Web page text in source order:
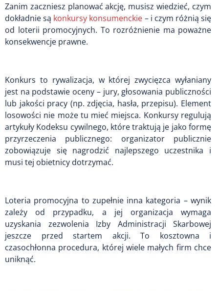
Zanim zaczniesz planować akcję, musisz wiedzieć, czym
dokładnie są konkursy konsumenckie – i czym różnią się
od loterii promocyjnych. To rozróżnienie ma poważne
konsekwencje prawne.
Konkurs to rywalizacja, w której zwycięzca wyłaniany
jest na podstawie oceny – jury, głosowania publiczności
lub jakości pracy (np. zdjęcia, hasła, przepisu). Element
losowości nie może tu mieć miejsca. Konkursy regulują
artykuły Kodeksu cywilnego, które traktują je jako formę
przyrzeczenia publicznego: organizator publicznie
zobowiązuje się nagrodzić najlepszego uczestnika i
musi tej obietnicy dotrzymać.
Loteria promocyjna to zupełnie inna kategoria – wynik
zależy od przypadku, a jej organizacja wymaga
uzyskania zezwolenia Izby Administracji Skarbowej
jeszcze przed startem akcji. To kosztowna i
czasochłonna procedura, której wiele małych firm chce
uniknąć.